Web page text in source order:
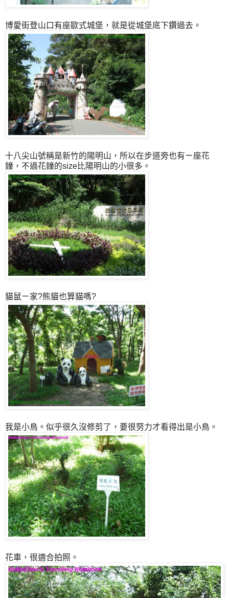
博愛街登山口有座歐式城堡，就是從城堡底下鑽過去。
十八尖山號稱是新竹的陽明山，所以在步道旁也有ㄧ座花
鐘，不過花鐘的size比陽明山的小很多。
貓鼠ㄧ家?熊貓也算貓嗎?
我是小鳥。似乎很久沒修剪了，要很努力才看得出是小鳥。
花車，很適合拍照。